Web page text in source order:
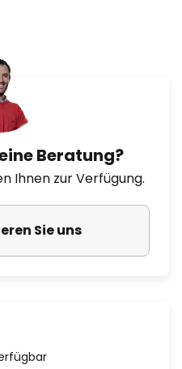
Beratung?
Ihnen zur Verfügung.
Sie uns